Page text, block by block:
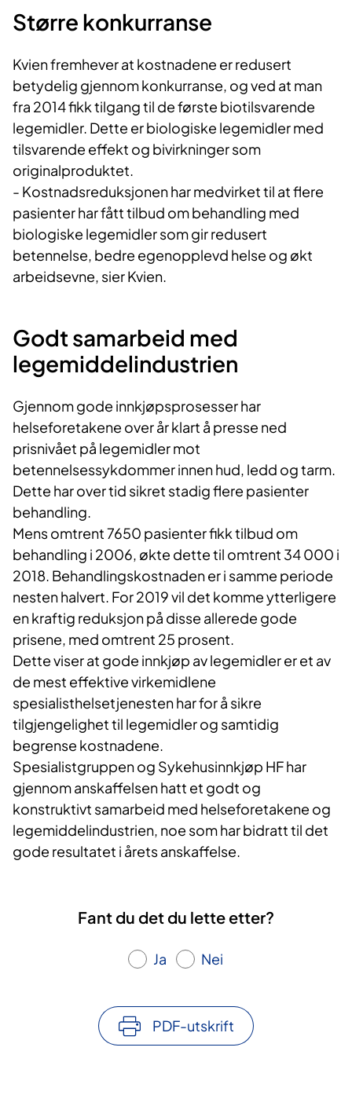
Større konkurranse
Kvien fremhever at kostnadene er redusert
betydelig gjennom konkurranse, og ved at man
fra 2014 fikk tilgang til de første biotilsvarende
legemidler. Dette er biologiske legemidler med
tilsvarende effekt og bivirkninger som
originalproduktet.
- Kostnadsreduksjonen har medvirket til at flere
pasienter har fått tilbud om behandling med
biologiske legemidler som gir redusert
betennelse, bedre egenopplevd helse og økt
arbeidsevne, sier Kvien.
Godt samarbeid med
legemiddelindustrien
Gjennom gode innkjøpsprosesser har
helseforetakene over år klart å presse ned
prisnivået på legemidler mot
betennelsessykdommer innen hud, ledd og tarm.
Dette har over tid sikret stadig flere pasienter
behandling.
Mens omtrent 7650 pasienter fikk tilbud om
behandling i 2006, økte dette til omtrent 34 000 i
2018. Behandlingskostnaden er i samme periode
nesten halvert. For 2019 vil det komme ytterligere
en kraftig reduksjon på disse allerede gode
prisene, med omtrent 25 prosent.
Dette viser at gode innkjøp av legemidler er et av
de mest effektive virkemidlene
spesialisthelsetjenesten har for å sikre
tilgjengelighet til legemidler og samtidig
begrense kostnadene.
Spesialistgruppen og Sykehusinnkjøp HF har
gjennom anskaffelsen hatt et godt og
konstruktivt samarbeid med helseforetakene og
legemiddelindustrien, noe som har bidratt til det
gode resultatet i årets anskaffelse.
Fant du det du lette etter?
Ja Nei
PDF-utskrift